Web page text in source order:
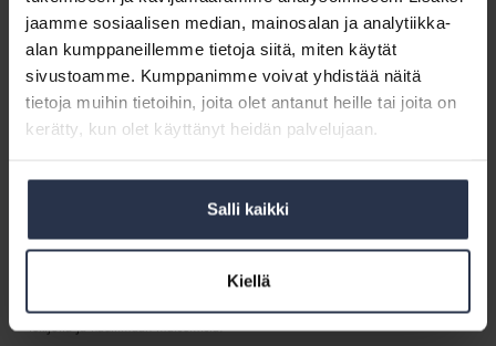
jaamme sosiaalisen median, mainosalan ja analytiikka-
alan kumppaneillemme tietoja siitä, miten käytät
sivustoamme. Kumppanimme voivat yhdistää näitä
tietoja muihin tietoihin, joita olet antanut heille tai joita on
kerätty, kun olet käyttänyt heidän palvelujaan.
Salli kaikki
Kiellä
Kirjoittaja: Mia Koro-Kanerva
superkiinnostavaa saada olla matkassa mukana tekemässä sen tulevaisuutta.
Haluan ottaa lukijat mukaan tarkastelemaan ajan ilmiöitä, muutoksia ja
tekijöitä ja nauttimaan maisemista.